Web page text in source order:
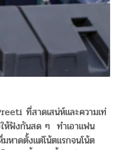
ที่สาดเสน่ห์และความเท่
ให้ฟังกันสด ๆ ทำเอาแฟน
หาดตั้งแต่โน้ตแรกจนโน้ต